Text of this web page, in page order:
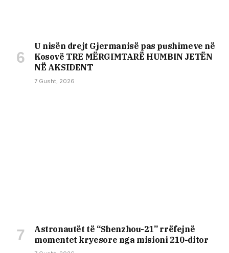
U nisën drejt Gjermanisë pas pushimeve në
Kosovë TRE MËRGIMTARË HUMBIN JETËN
NË AKSIDENT
7 Gusht, 2026
Astronautët të “Shenzhou-21” rrëfejnë
momentet kryesore nga misioni 210-ditor